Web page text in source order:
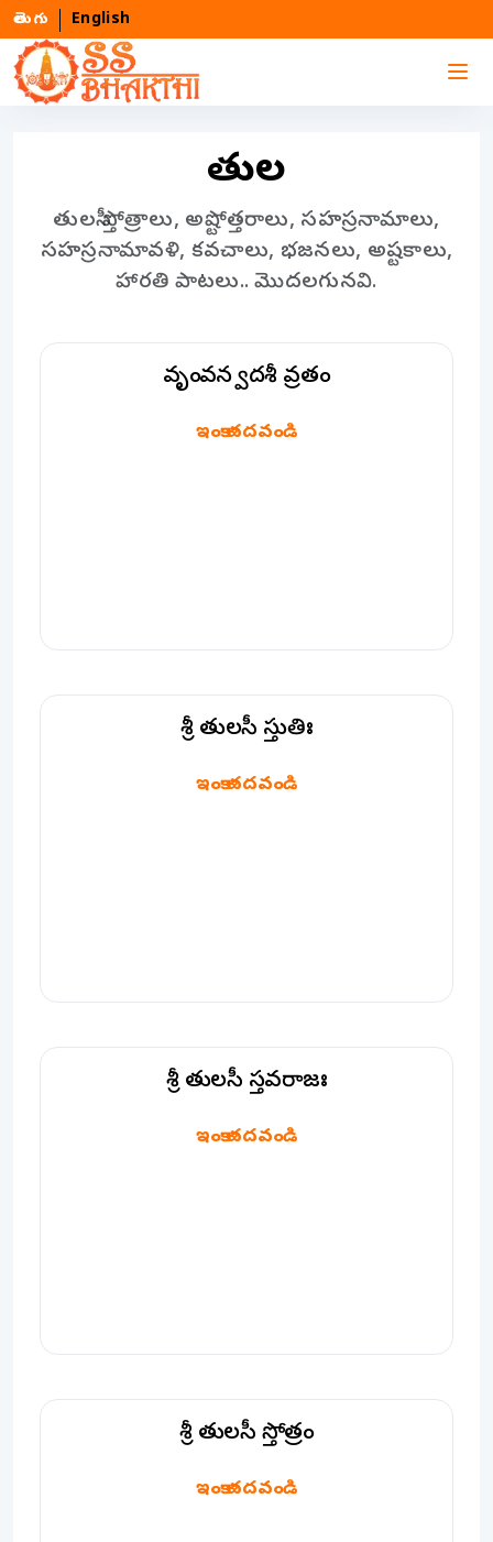
తెలుగు English
తులసీ
తులసీ స్తోత్రాలు, అష్టోత్తరాలు, సహస్రనామాలు,
సహస్రనామావళి, కవచాలు, భజనలు, అష్టకాలు,
హారతి పాటలు.. మొదలగునవి.
వృందావన ద్వాదశీ వ్రతం
వృందావన ద్వాదశీ వ్రతం
ఇంకా చదవండి
శ్రీ తులసీ స్తుతిః
శ్రీ తులసీ స్తుతిః
ఇంకా చదవండి
శ్రీ తులసీ స్తవరాజః
శ్రీ తులసీ స్తవరాజః
ఇంకా చదవండి
శ్రీ తులసీ స్తోత్రం
శ్రీ తులసీ స్తోత్రం
ఇంకా చదవండి